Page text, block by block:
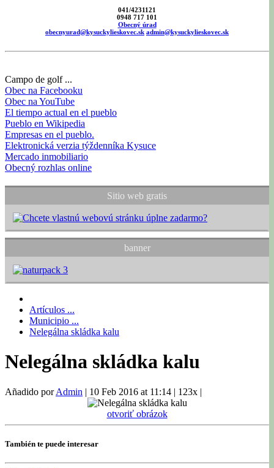
041/4231121
0948 717 101
Obecný úrad
obecnyurad@kysuckylieskovec.sk admin@kysuckylieskovec.sk
Campo de golf ...
Obec na Facebooku
Obec na YouTube
El tiempo actual en el pueblo
Pueblo en Wikipedia
Empresas en el pueblo.
Elektronická verzia týždenníka Kysuce
Mercado inmobiliario
Obecný rozhlas online
Sitio web gratis
banner
Artículos ...
Municipio ...
Nelegálna skládka kalu
Nelegálna skládka kalu
Añadido porAdmin | 10 Feb 2016 at 11:14 | 123x |
otvoriť obrázok
También te puede interesar